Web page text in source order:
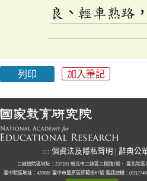
良、輕車熟路
列印 加入筆記
::: 個資法及隱私聲明 辭典公
三峽總院區地址：237201 新北市三峽區三樹路2號、 臺北院區
臺中院區地址：420081 臺中市豐原區師範街67號 電話總機：